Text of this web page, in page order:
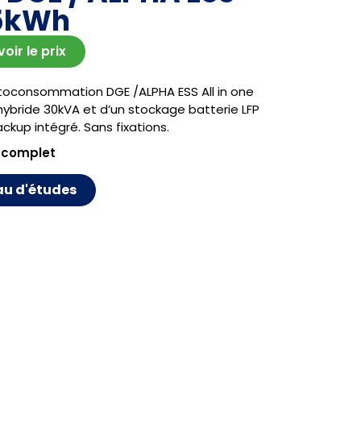
le prix
DGE /ALPHA ESS All in one
30kVA et d’un stockage batterie LFP
intégré. Sans fixations.
d'études